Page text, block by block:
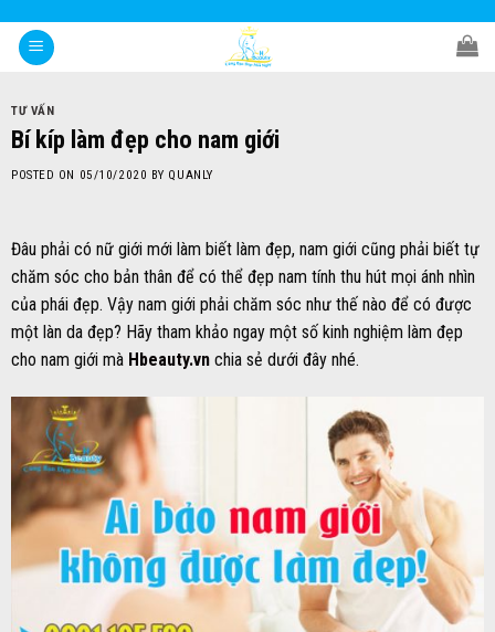
content
TƯ VẤN
Bí kíp làm đẹp cho nam giới
POSTED ON 05/10/2020 BY QUANLY
Đâu phải có nữ giới mới làm biết làm đẹp, nam giới cũng phải biết tự
chăm sóc cho bản thân để có thể đẹp nam tính thu hút mọi ánh nhìn
của phái đẹp. Vậy nam giới phải chăm sóc như thế nào để có được
một làn da đẹp? Hãy tham khảo ngay một số kinh nghiệm làm đẹp
cho nam giới mà Hbeauty.vn chia sẻ dưới đây nhé.